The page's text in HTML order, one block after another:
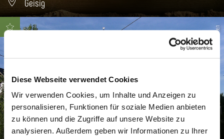
Diese Webseite verwendet Cookies
Wir verwenden Cookies, um Inhalte und Anzeigen zu
personalisieren, Funktionen für soziale Medien anbieten
zu können und die Zugriffe auf unsere Website zu
analysieren. Außerdem geben wir Informationen zu Ihrer
Geisig
TBEN